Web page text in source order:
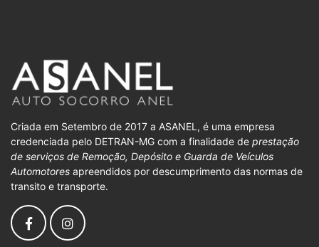
Criada em Setembro de 2017 a ASANEL, é uma empresa
credenciada pelo DETRAN-MG com a finalidade de prestação
de serviços de Remoção, Depósito e Guarda de Veículos
Automotores apreendidos por descumprimento das normas de
transito e transporte.